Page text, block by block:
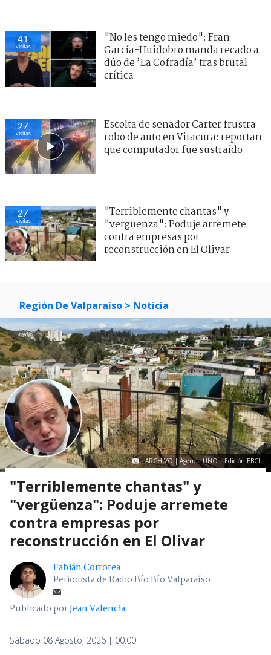
41
visitas
"No les tengo miedo": Fran
García-Huidobro manda recado a
dúo de ’La Cofradía’ tras brutal
crítica
27
visitas
Escolta de senador Carter frustra
robo de auto en Vitacura: reportan
que computador fue sustraído
27
visitas
"Terriblemente chantas" y
"vergüenza": Poduje arremete
contra empresas por
reconstrucción en El Olivar
Región De Valparaíso > Noticia
ARCHIVO | Agencia UNO | Edición BBCL
"Terriblemente chantas" y
"vergüenza": Poduje arremete
contra empresas por
reconstrucción en El Olivar
Fabián Corrotea
Periodista de Radio Bío Bío Valparaíso
Publicado porJean Valencia
Sábado 08 Agosto, 2026 | 00:00